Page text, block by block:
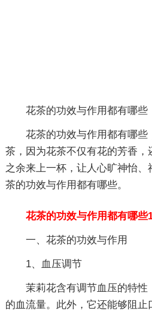
花茶的功效与作用都有哪些
花茶的功效与作用都有哪
茶，因为花茶不仅有花的芳香，
之余来上一杯，让人心旷神怡
茶的功效与作用都有哪些。
花茶的功效与作用都有哪些
一、花茶的功效与作用
1、血压调节
茉莉花含有调节血压的特性
的血流量。此外，它还能够阻